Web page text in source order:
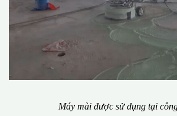
Máy mài được sử dụng tại